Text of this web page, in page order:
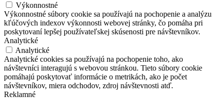
Výkonnostné
Výkonnostné súbory cookie sa používajú na pochopenie a analýzu
kľúčových indexov výkonnosti webovej stránky, čo pomáha pri
poskytovaní lepšej používateľskej skúsenosti pre návštevníkov.
Analytické
Analytické
Analytické cookies sa používajú na pochopenie toho, ako
návštevníci interagujú s webovou stránkou. Tieto súbory cookie
pomáhajú poskytovať informácie o metrikách, ako je počet
návštevníkov, miera odchodov, zdroj návštevnosti atď.
Reklamné